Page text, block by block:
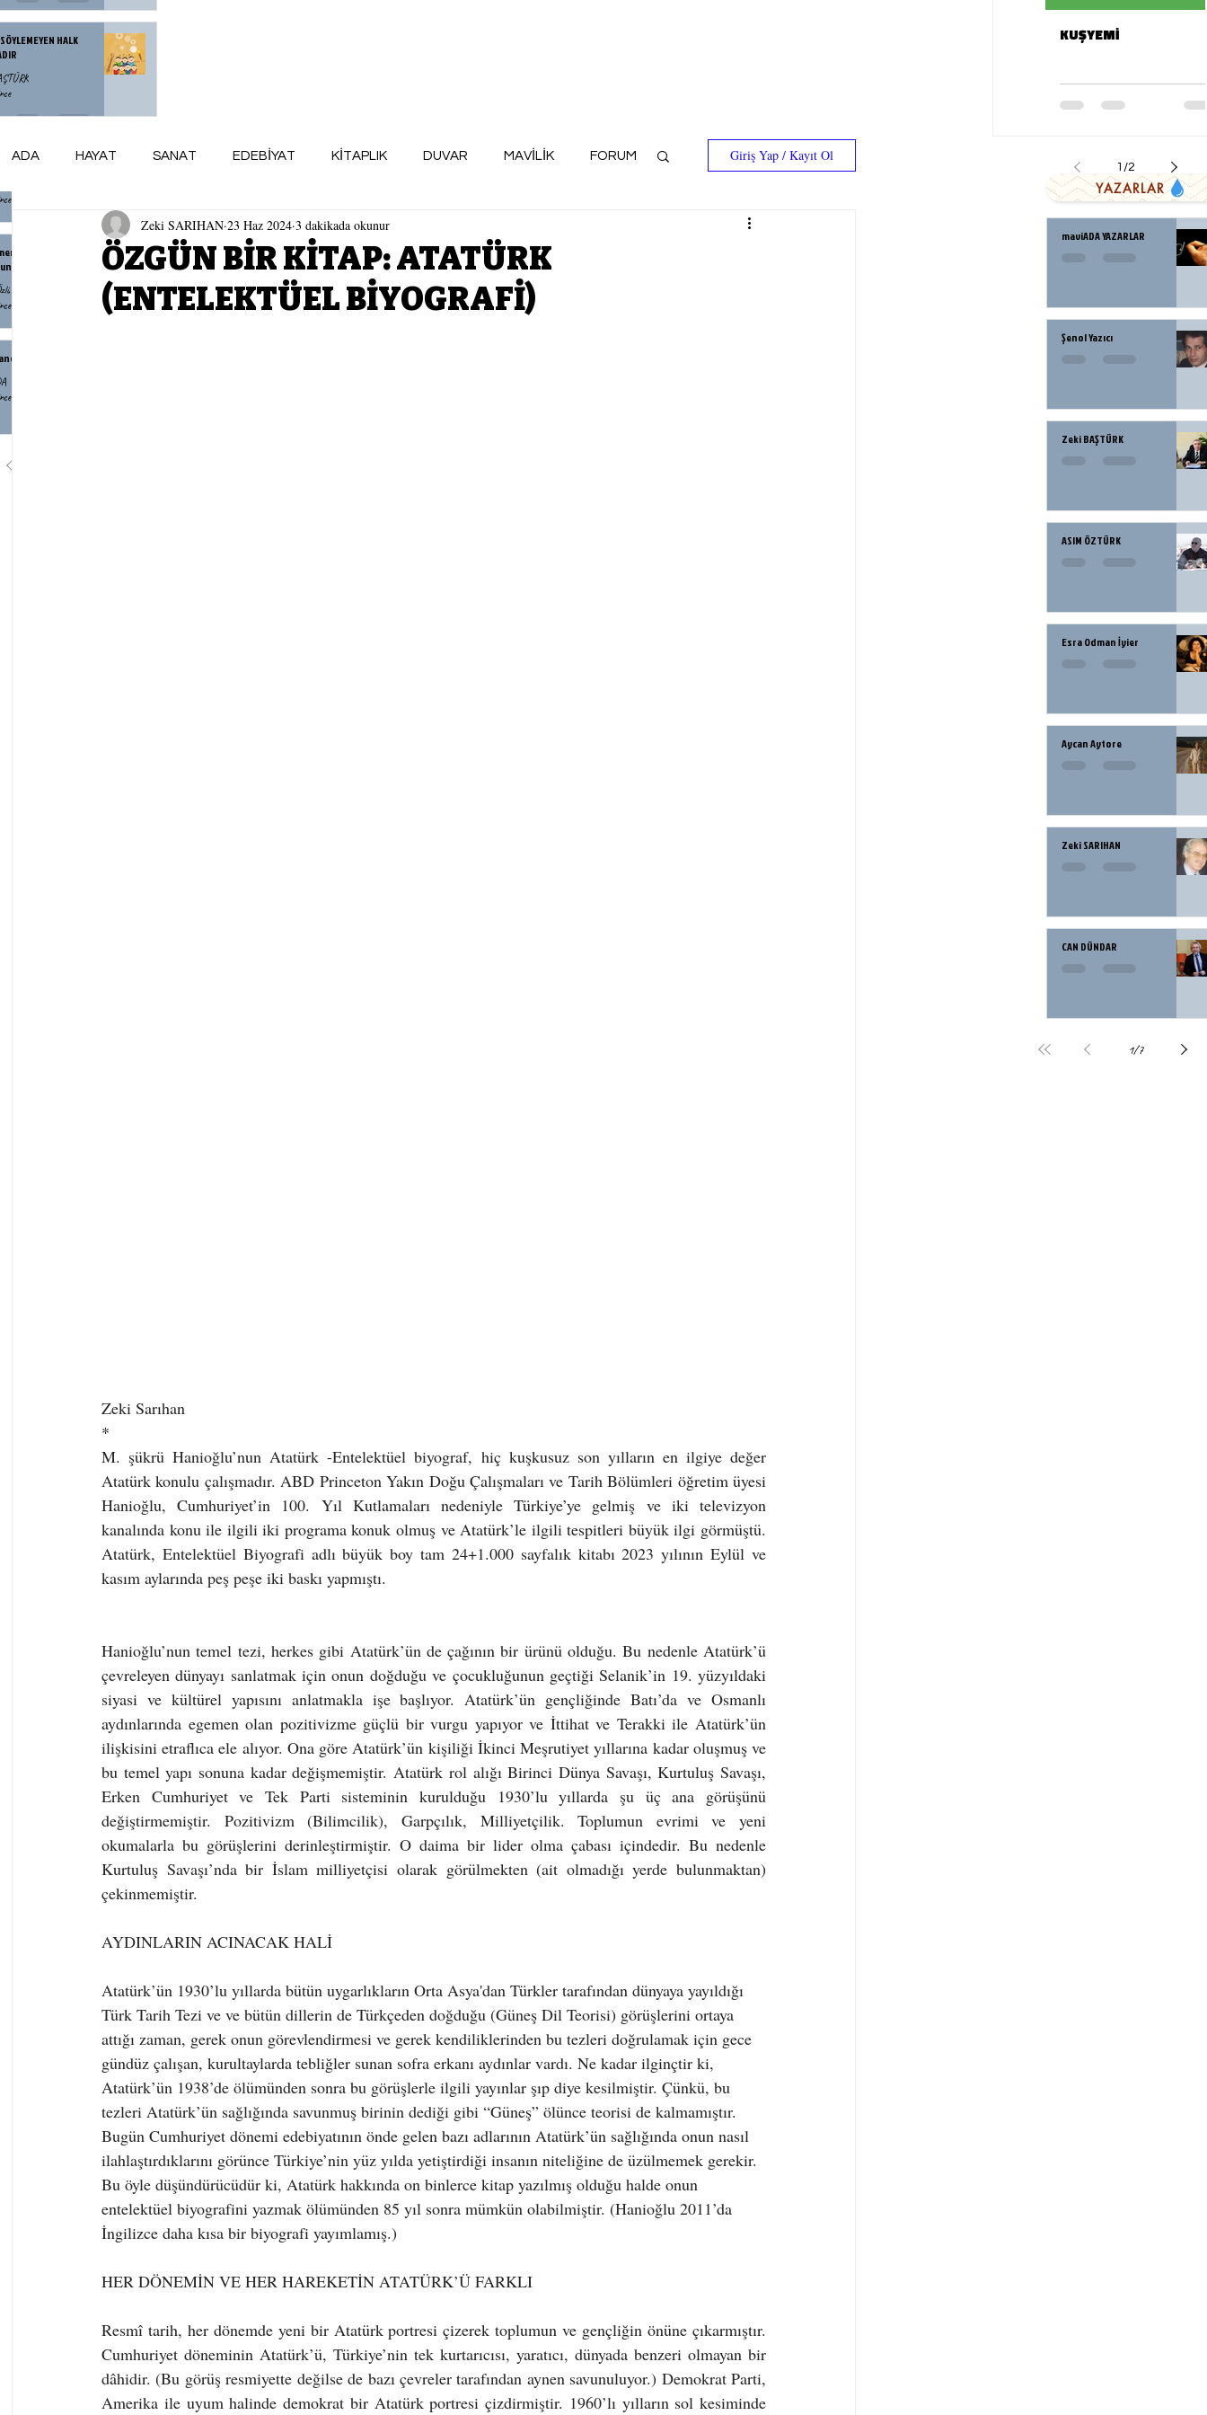
HALK
Yaşlanmak Demek
Bilmiyordum
İsayeviç Soljenitsin
ADA HAYAT SANAT EDEBİYAT KİTAPLIK DUVAR MAVİLİK FORUM
maviADA KÜNYE AY AYDINLIĞI
Giriş Yap / Kayıt Ol
ÖZGÜN BİR KİTAP: ATATÜRK
(ENTELEKTÜEL BİYOGRAFİ)
Zeki SARIHAN 23 Haz 2024 3 dakikada okunur
Zeki Sarıhan
*
M. şükrü Hanioğlu’nun Atatürk -Entelektüel biyograf, hiç kuşkusuz son yılların en ilgiye değer
Atatürk konulu çalışmadır. ABD Princeton Yakın Doğu Çalışmaları ve Tarih Bölümleri öğretim üyesi
Hanioğlu, Cumhuriyet’in 100. Yıl Kutlamaları nedeniyle Türkiye’ye gelmiş ve iki televizyon
kanalında konu ile ilgili iki programa konuk olmuş ve Atatürk’le ilgili tespitleri büyük ilgi görmüştü.
Atatürk, Entelektüel Biyografi adlı büyük boy tam 24+1.000 sayfalık kitabı 2023 yılının Eylül ve
kasım aylarında peş peşe iki baskı yapmıştı.
Hanioğlu’nun temel tezi, herkes gibi Atatürk’ün de çağının bir ürünü olduğu. Bu nedenle Atatürk’ü
çevreleyen dünyayı sanlatmak için onun doğduğu ve çocukluğunun geçtiği Selanik’in 19. yüzyıldaki
siyasi ve kültürel yapısını anlatmakla işe başlıyor. Atatürk’ün gençliğinde Batı’da ve Osmanlı
aydınlarında egemen olan pozitivizme güçlü bir vurgu yapıyor ve İttihat ve Terakki ile Atatürk’ün
ilişkisini etraflıca ele alıyor. Ona göre Atatürk’ün kişiliği İkinci Meşrutiyet yıllarına kadar oluşmuş ve
bu temel yapı sonuna kadar değişmemiştir. Atatürk rol alığı Birinci Dünya Savaşı, Kurtuluş Savaşı,
Erken Cumhuriyet ve Tek Parti sisteminin kurulduğu 1930’lu yıllarda şu üç ana görüşünü
değiştirmemiştir. Pozitivizm (Bilimcilik), Garpçılık, Milliyetçilik. Toplumun evrimi ve yeni
okumalarla bu görüşlerini derinleştirmiştir. O daima bir lider olma çabası içindedir. Bu nedenle
Kurtuluş Savaşı’nda bir İslam milliyetçisi olarak görülmekten (ait olmadığı yerde bulunmaktan)
çekinmemiştir.
AYDINLARIN ACINACAK HALİ
Atatürk’ün 1930’lu yıllarda bütün uygarlıkların Orta Asya'dan Türkler tarafından dünyaya yayıldığı
Türk Tarih Tezi ve ve bütün dillerin de Türkçeden doğduğu (Güneş Dil Teorisi) görüşlerini ortaya
attığı zaman, gerek onun görevlendirmesi ve gerek kendiliklerinden bu tezleri doğrulamak için gece
gündüz çalışan, kurultaylarda tebliğler sunan sofra erkanı aydınlar vardı. Ne kadar ilginçtir ki,
Atatürk’ün 1938’de ölümünden sonra bu görüşlerle ilgili yayınlar şıp diye kesilmiştir. Çünkü, bu
tezleri Atatürk’ün sağlığında savunmuş birinin dediği gibi “Güneş” ölünce teorisi de kalmamıştır.
Bugün Cumhuriyet dönemi edebiyatının önde gelen bazı adlarının Atatürk’ün sağlığında onun nasıl
ilahlaştırdıklarını görünce Türkiye’nin yüz yılda yetiştirdiği insanın niteliğine de üzülmemek gerekir.
Bu öyle düşündürücüdür ki, Atatürk hakkında on binlerce kitap yazılmış olduğu halde onun
entelektüel biyografini yazmak ölümünden 85 yıl sonra mümkün olabilmiştir. (Hanioğlu 2011’da
İngilizce daha kısa bir biyografi yayımlamış.)
HER DÖNEMİN VE HER HAREKETİN ATATÜRK’Ü FARKLI
Resmî tarih, her dönemde yeni bir Atatürk portresi çizerek toplumun ve gençliğin önüne çıkarmıştır.
Cumhuriyet döneminin Atatürk’ü, Türkiye’nin tek kurtarıcısı, yaratıcı, dünyada benzeri olmayan bir
dâhidir. (Bu görüş resmiyette değilse de bazı çevreler tarafından aynen savunuluyor.) Demokrat Parti,
Amerika ile uyum halinde demokrat bir Atatürk portresi çizdirmiştir. 1960’lı yılların sol kesiminde
YAZARLAR
maviADA YAZARLAR
Şenol Yazıcı
Zeki BAŞTÜRK
ASIM ÖZTÜRK
Esra Odman İyier
Aycan Aytore
Zeki SARIHAN
CAN DÜNDAR
1/7
KUŞYEMİ
1 /2